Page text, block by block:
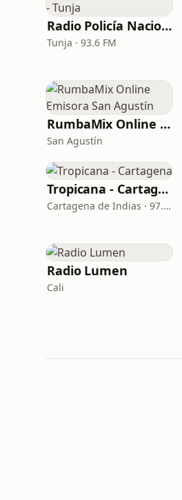
Radio Policía Nacional - Tunja
Tunja · 93.6 FM
RumbaMix Online Emisora San Agustín
San Agustín
Tropicana - Cartagena
Cartagena de Indias · 97.5 FM
Radio Lumen
Cali